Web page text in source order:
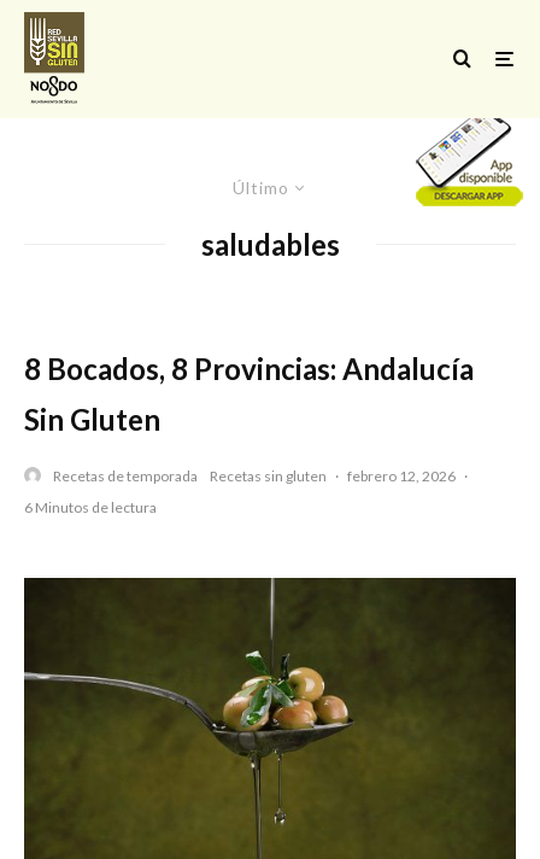
Último
saludables
8 Bocados, 8 Provincias: Andalucía
Sin Gluten
Recetas de temporada Recetas sin gluten · febrero 12, 2026 ·
6 Minutos de lectura